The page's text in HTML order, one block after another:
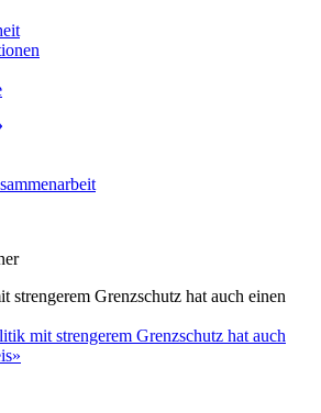
strengerem Grenzschutz hat auch einen
mit strengerem Grenzschutz hat auch